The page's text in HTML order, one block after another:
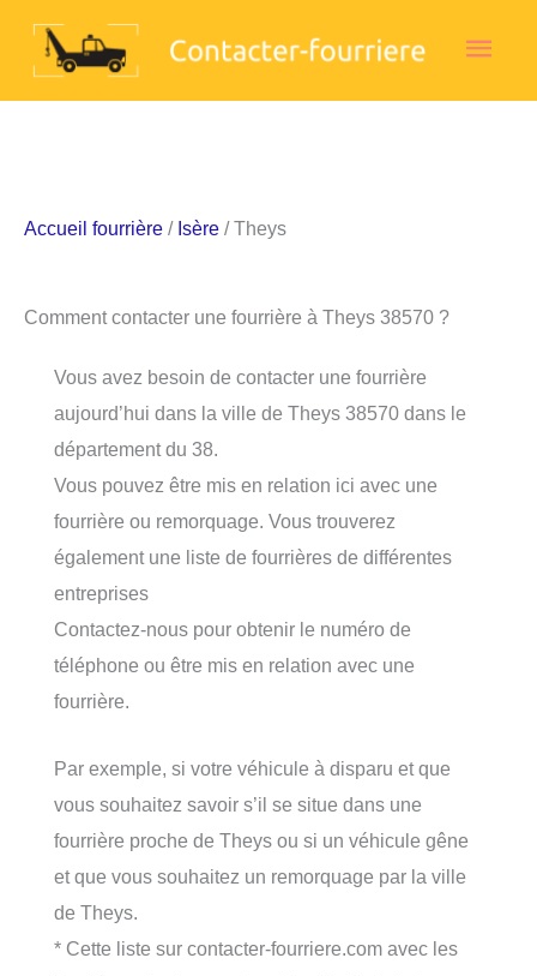
Accueil fourrière / Isère / Theys
Comment contacter une fourrière à Theys 38570 ?
Vous avez besoin de contacter une fourrière
aujourd’hui dans la ville de Theys 38570 dans le
département du 38.
Vous pouvez être mis en relation ici avec une
fourrière ou remorquage. Vous trouverez
également une liste de fourrières de différentes
entreprises
Contactez-nous pour obtenir le numéro de
téléphone ou être mis en relation avec une
fourrière.
Par exemple, si votre véhicule à disparu et que
vous souhaitez savoir s’il se situe dans une
fourrière proche de Theys ou si un véhicule gêne
et que vous souhaitez un remorquage par la ville
de Theys.
* Cette liste sur contacter-fourriere.com avec les